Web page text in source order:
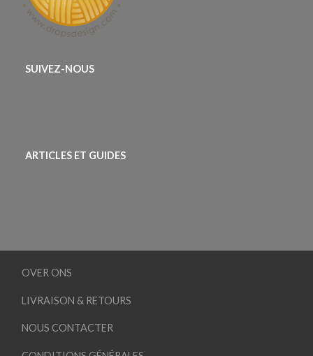
SUIVEZ-NOUS
ARTICLES ET GUIDES
OVER ONS
LIVRAISON & RETOURS
NOUS CONTACTER